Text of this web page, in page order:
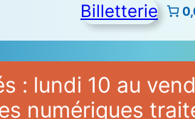
Billetterie
: lundi 10 au
numériques